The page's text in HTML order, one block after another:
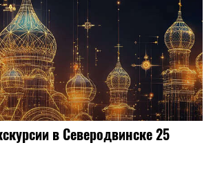
в Северодвинске 25